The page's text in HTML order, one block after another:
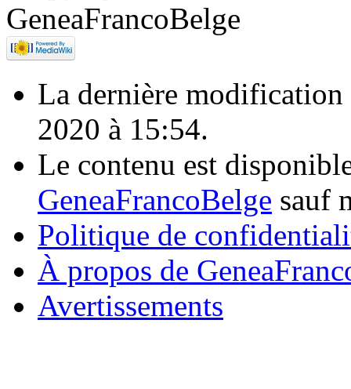
La dernière modification
2020 à 15:54.
Le contenu est
GeneaFrancoBelge sauf
Politique de
À propos de
Avertissements